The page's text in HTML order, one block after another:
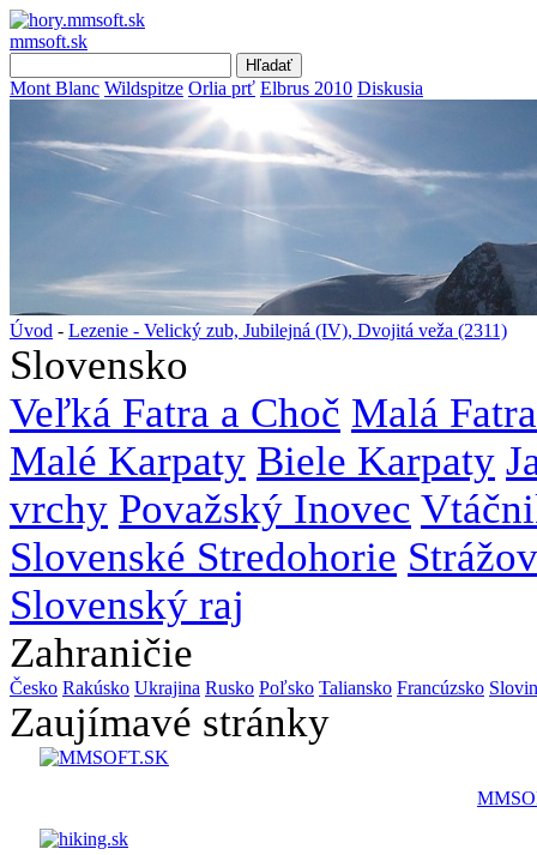
mmsoft.sk
Mont Blanc Wildspitze Orlia prť Elbrus 2010 Diskusia
Úvod - Lezenie - Velický zub, Jubilejná (IV), Dvojitá veža (2311)
Slovensko
Veľká Fatra a Choč Malá Fatra
Malé Karpaty Biele Karpaty
vrchy Považský Inovec
Slovenské Stredohorie
Slovenský raj
Zahraničie
Česko Rakúsko Ukrajina Rusko Poľsko Taliansko Francúzsko
Zaujímavé stránky